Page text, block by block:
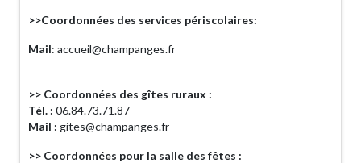
>>Coordonnées des services périscolaires:
Mail: accueil@champanges.fr
>> Coordonnées des gîtes ruraux :
Tél. : 06.84.73.71.87
Mail : gites@champanges.fr
>> Coordonnées pour la salle des fêtes :